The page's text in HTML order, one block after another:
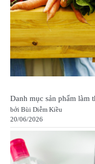
Danh mục sản phẩm làm
bởi Bùi Diễm Kiều
20/06/2026